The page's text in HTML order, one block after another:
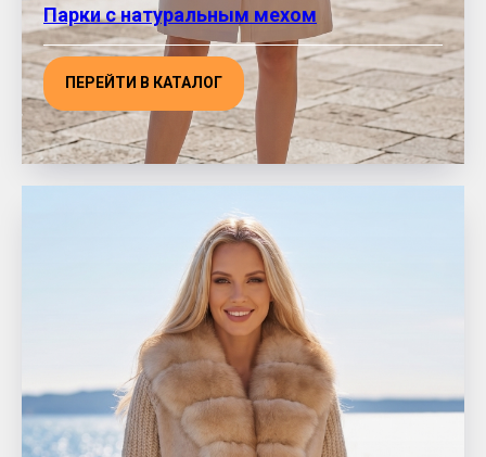
Парки с натуральным мехом
ПЕРЕЙТИ В КАТАЛОГ